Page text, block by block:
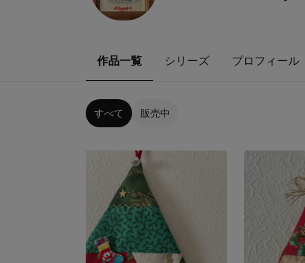
作品一覧 シリーズ プロフィール
すべて 販売中